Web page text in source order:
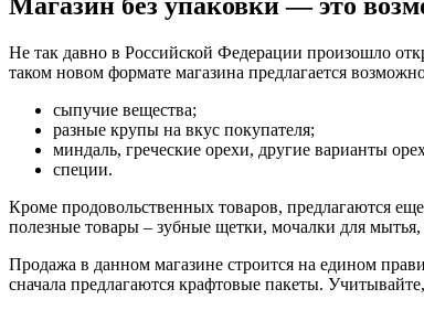
Не так давно в Российской Федерации произошло
таком новом формате магазина предлагается
сыпучие вещества;
разные крупы на вкус покупателя;
миндаль, греческие орехи, другие варианты
специи.
Кроме продовольственных товаров, предлагаются
полезные товары – зубные щетки, мочалки для мытья,
Продажа в данном магазине строится на едином
сначала предлагаются крафтовые пакеты.